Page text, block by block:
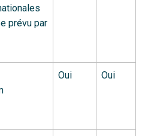
prévu par
Oui Oui